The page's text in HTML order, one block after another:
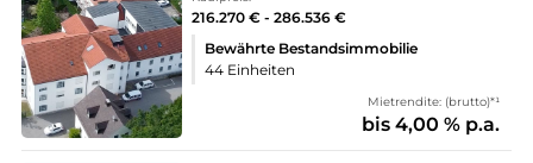
216.270 € - 286.536 €
Bewährte Bestandsimmobilie
44 Einheiten
Mietrendite: (brutto)*¹
bis 4,00 % p.a.